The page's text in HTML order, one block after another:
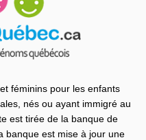
féminins pour les enfants
nés ou ayant immigré au
est tirée de la banque de
banque est mise à jour une